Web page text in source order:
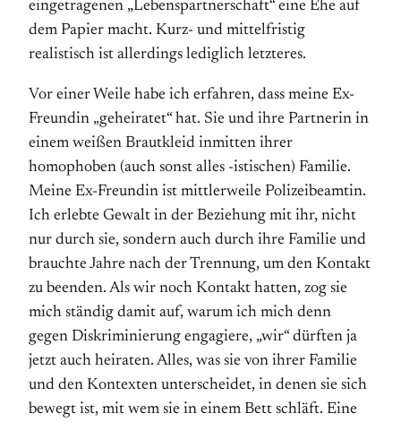
eingetragenen „Lebenspartnerschaft“ eine Ehe auf
dem Papier macht. Kurz- und mittelfristig
realistisch ist allerdings lediglich letzteres.
Vor einer Weile habe ich erfahren, dass meine Ex-
Freundin „geheiratet“ hat. Sie und ihre Partnerin in
einem weißen Brautkleid inmitten ihrer
homophoben (auch sonst alles -istischen) Familie.
Meine Ex-Freundin ist mittlerweile Polizeibeamtin.
Ich erlebte Gewalt in der Beziehung mit ihr, nicht
nur durch sie, sondern auch durch ihre Familie und
brauchte Jahre nach der Trennung, um den Kontakt
zu beenden. Als wir noch Kontakt hatten, zog sie
mich ständig damit auf, warum ich mich denn
gegen Diskriminierung engagiere, „wir“ dürften ja
jetzt auch heiraten. Alles, was sie von ihrer Familie
und den Kontexten unterscheidet, in denen sie sich
bewegt ist, mit wem sie in einem Bett schläft. Eine